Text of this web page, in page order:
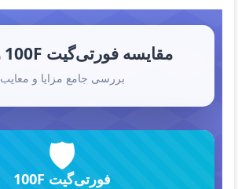
مقایسه فورتی‌گیت 100F و 200F
بررسی جامع مزایا و معایب
🛡️
فورتی‌گیت 100F